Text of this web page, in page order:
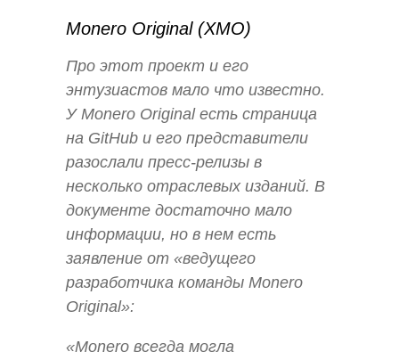
Monero Original (XMO)
Про этот проект и его
энтузиастов мало что известно.
У Monero Original есть страница
на GitHub и его представители
разослали пресс-релизы в
несколько отраслевых изданий. В
документе достаточно мало
информации, но в нем есть
заявление от «ведущего
разработчика команды Monero
Original»:
«Monero всегда могла